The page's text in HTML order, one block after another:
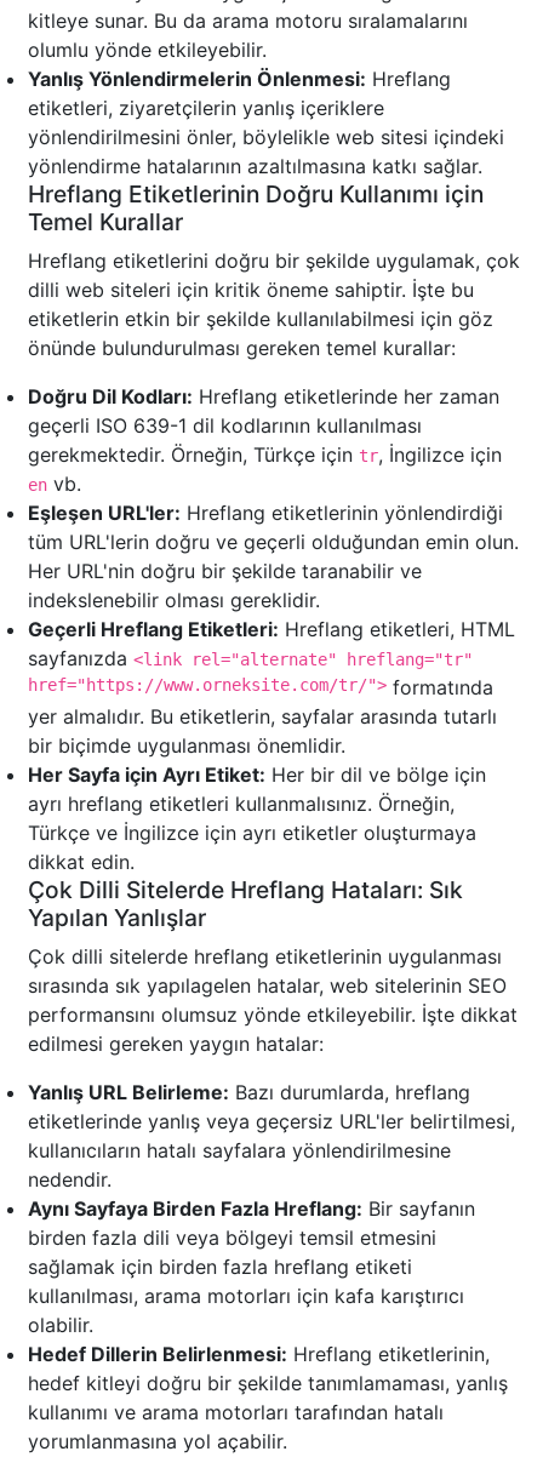
kitleye sunar. Bu da arama motoru sıralamalarını
olumlu yönde etkileyebilir.
Yanlış Yönlendirmelerin Önlenmesi: Hreflang
etiketleri, ziyaretçilerin yanlış içeriklere
yönlendirilmesini önler, böylelikle web sitesi içindeki
yönlendirme hatalarının azaltılmasına katkı sağlar.
Hreflang Etiketlerinin Doğru Kullanımı için
Temel Kurallar
Hreflang etiketlerini doğru bir şekilde uygulamak, çok
dilli web siteleri için kritik öneme sahiptir. İşte bu
etiketlerin etkin bir şekilde kullanılabilmesi için göz
önünde bulundurulması gereken temel kurallar:
Doğru Dil Kodları: Hreflang etiketlerinde her zaman
geçerli ISO 639-1 dil kodlarının kullanılması
gerekmektedir. Örneğin, Türkçe için tr, İngilizce için
en vb.
Eşleşen URL'ler: Hreflang etiketlerinin yönlendirdiği
tüm URL'lerin doğru ve geçerli olduğundan emin olun.
Her URL'nin doğru bir şekilde taranabilir ve
indekslenebilir olması gereklidir.
Geçerli Hreflang Etiketleri: Hreflang etiketleri, HTML
sayfanızda <link rel="alternate" hreflang="tr"
href="https://www.orneksite.com/tr/"> formatında
yer almalıdır. Bu etiketlerin, sayfalar arasında tutarlı
bir biçimde uygulanması önemlidir.
Her Sayfa için Ayrı Etiket: Her bir dil ve bölge için
ayrı hreflang etiketleri kullanmalısınız. Örneğin,
Türkçe ve İngilizce için ayrı etiketler oluşturmaya
dikkat edin.
Çok Dilli Sitelerde Hreflang Hataları: Sık
Yapılan Yanlışlar
Çok dilli sitelerde hreflang etiketlerinin uygulanması
sırasında sık yapılagelen hatalar, web sitelerinin SEO
performansını olumsuz yönde etkileyebilir. İşte dikkat
edilmesi gereken yaygın hatalar:
Yanlış URL Belirleme: Bazı durumlarda, hreflang
etiketlerinde yanlış veya geçersiz URL'ler belirtilmesi,
kullanıcıların hatalı sayfalara yönlendirilmesine
nedendir.
Aynı Sayfaya Birden Fazla Hreflang: Bir sayfanın
birden fazla dili veya bölgeyi temsil etmesini
sağlamak için birden fazla hreflang etiketi
kullanılması, arama motorları için kafa karıştırıcı
olabilir.
Hedef Dillerin Belirlenmesi: Hreflang etiketlerinin,
hedef kitleyi doğru bir şekilde tanımlamaması, yanlış
kullanımı ve arama motorları tarafından hatalı
yorumlanmasına yol açabilir.